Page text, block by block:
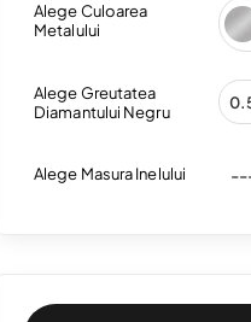
Alege Culoarea
Metalului
Alege Greutatea
Diamantului Negru
Alege Masura Inelului